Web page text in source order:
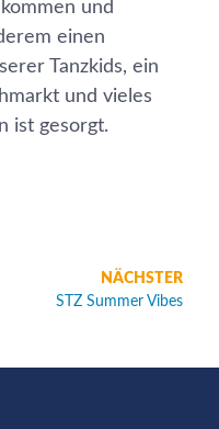
und
einen
Tanzkids, ein
und vieles
ist gesorgt.
NÄCHSTER
STZ Summer Vibes